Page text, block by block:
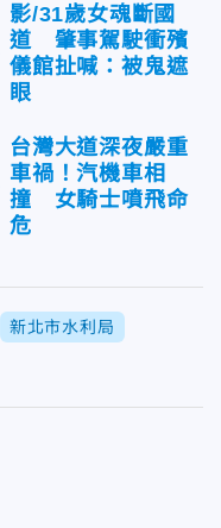
影/31歲女魂斷國
道 肇事駕駛衝殯
儀館扯喊：被鬼遮
眼
台灣大道深夜嚴重
車禍！汽機車相
撞 女騎士噴飛命
危
新北市水利局